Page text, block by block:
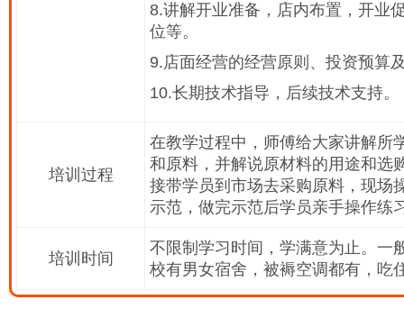
8.讲解开业准备，店内布置，开业
位等。
9.店面经营的经营原则、投资预算
10.长期技术指导，后续技术支持。
培训过程
在教学过程中，师傅给大家讲解所
和原料，并解说原材料的用途和选
接带学员到市场去采购原料，现场
示范，做完示范后学员亲手操作练
培训时间
不限制学习时间，学满意为止。一
校有男女宿舍，被褥空调都有，吃